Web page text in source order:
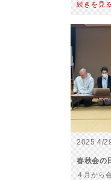
続きを見
2025 4/
春秋会の
４月から